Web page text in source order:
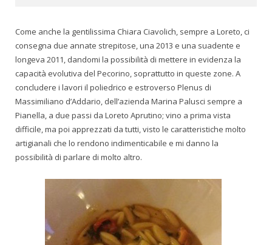
Come anche la gentilissima Chiara Ciavolich, sempre a Loreto, ci
consegna due annate strepitose, una 2013 e una suadente e
longeva 2011, dandomi la possibilità di mettere in evidenza la
capacità evolutiva del Pecorino, soprattutto in queste zone. A
concludere i lavori il poliedrico e estroverso Plenus di
Massimiliano d’Addario, dell’azienda Marina Palusci sempre a
Pianella, a due passi da Loreto Aprutino; vino a prima vista
difficile, ma poi apprezzati da tutti, visto le caratteristiche molto
artigianali che lo rendono indimenticabile e mi danno la
possibilità di parlare di molto altro.